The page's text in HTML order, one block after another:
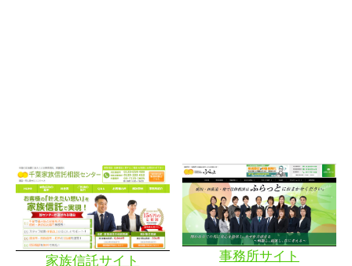
家族信託サイト 事務所サイト